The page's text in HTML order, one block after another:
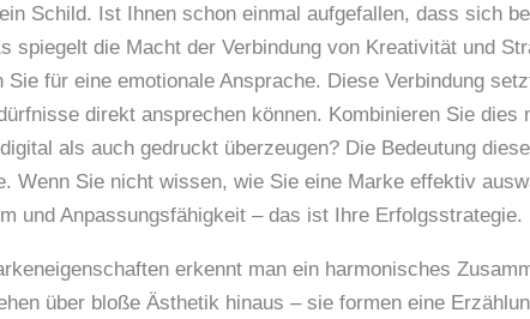
Schild. Ist Ihnen schon einmal aufgefallen, dass sich
spiegelt die Macht der Verbindung von Kreativität und
für eine emotionale Ansprache. Diese Verbindung
direkt ansprechen können. Kombinieren Sie dies
als auch gedruckt überzeugen? Die Bedeutung
Wenn Sie nicht wissen, wie Sie eine Marke effektiv
und Anpassungsfähigkeit – das ist Ihre Erfolgsstrategie.
erkennt man ein harmonisches
über bloße Ästhetik hinaus – sie formen eine